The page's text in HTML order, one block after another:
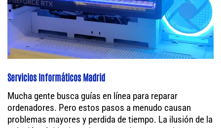
Servicios Informáticos Madrid
Mucha gente busca guías en línea para reparar
ordenadores. Pero estos pasos a menudo causan
problemas mayores y perdida de tiempo. La ilusión de la